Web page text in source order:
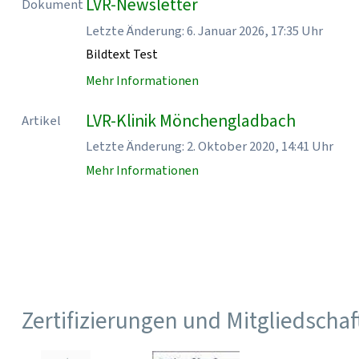
Dokument LVR-Newsletter
Letzte Änderung: 6. Januar 2026, 17:35 Uhr
Bildtext Test
Mehr Informationen
Artikel LVR-Klinik Mönchengladbach
Letzte Änderung: 2. Oktober 2020, 14:41 Uhr
Mehr Informationen
Zertifizierungen und